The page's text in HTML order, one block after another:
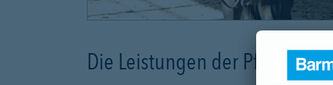
Die Leistungen der Pferde-